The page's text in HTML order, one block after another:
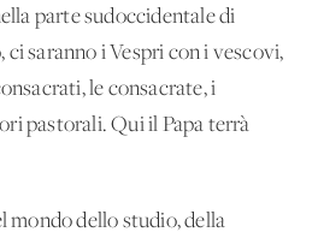
parte sudoccidentale di
ci saranno i Vespri con i vescovi,
le consacrate, i
pastorali. Qui il Papa terrà
mondo dello studio, della